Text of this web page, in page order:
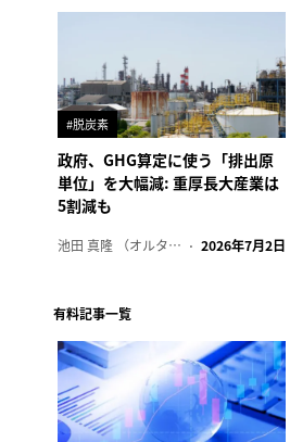
#脱炭素
政府、GHG算定に使う「排出原
単位」を大幅減: 重厚長大産業は
5割減も
池田 真隆 （オルタナ輪番編集長） 2026年7月2日
有料記事一覧